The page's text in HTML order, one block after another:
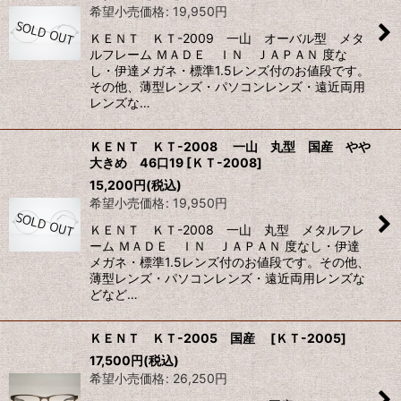
希望小売価格: 19,950円
ＫＥＮＴ ＫＴ-2009 一山 オーバル型 メタ
ルフレーム ＭＡＤＥ ＩＮ ＪＡＰＡＮ 度な
し・伊達メガネ・標準1.5レンズ付のお値段です。
その他、薄型レンズ・パソコンレンズ・遠近両用
レンズな…
ＫＥＮＴ ＫＴ-2008 一山 丸型 国産 やや
大きめ 46口19[ＫＴ-2008]
15,200円(税込)
希望小売価格: 19,950円
ＫＥＮＴ ＫＴ-2008 一山 丸型 メタルフレ
ーム ＭＡＤＥ ＩＮ ＪＡＰＡＮ 度なし・伊達
メガネ・標準1.5レンズ付のお値段です。その他、
薄型レンズ・パソコンレンズ・遠近両用レンズな
どなど…
ＫＥＮＴ ＫＴ-2005 国産 [ＫＴ-2005]
17,500円(税込)
希望小売価格: 26,250円